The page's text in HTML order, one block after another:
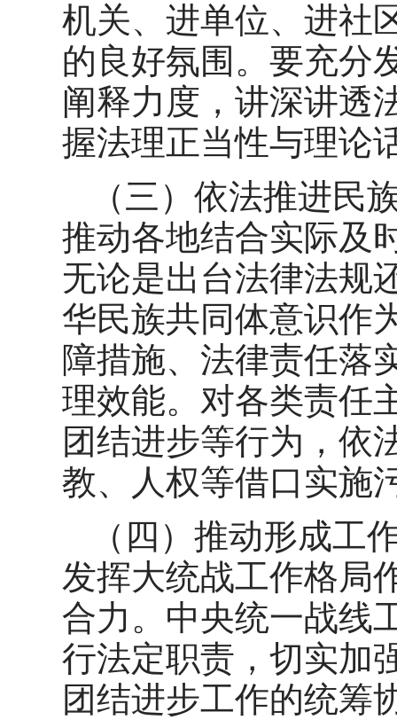
机关、进单位、进社
的良好氛围。要充分
阐释力度，讲深讲透
握法理正当性与理论
（三）依法推进民
推动各地结合实际及
无论是出台法律法规
华民族共同体意识作
障措施、法律责任落
理效能。对各类责任
团结进步等行为，依
教、人权等借口实施
（四）推动形成工
发挥大统战工作格局
合力。中央统一战线
行法定职责，切实加
团结进步工作的统筹